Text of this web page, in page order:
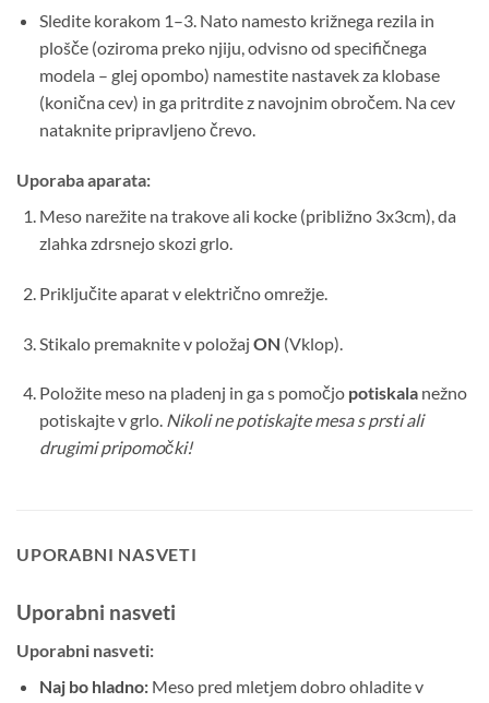
Sledite korakom 1–3. Nato namesto križnega rezila in
plošče (oziroma preko njiju, odvisno od specifičnega
modela – glej opombo) namestite nastavek za klobase
(konična cev) in ga pritrdite z navojnim obročem. Na cev
nataknite pripravljeno črevo.
Uporaba aparata:
Meso narežite na trakove ali kocke (približno 3x3cm), da
zlahka zdrsnejo skozi grlo.
Priključite aparat v električno omrežje.
Stikalo premaknite v položaj ON (Vklop).
Položite meso na pladenj in ga s pomočjo potiskalanežno
potiskajte v grlo. Nikoli ne potiskajte mesa s prsti ali
drugimi pripomočki!
UPORABNI NASVETI
Uporabni nasveti
Uporabni nasveti:
Naj bo hladno:Meso pred mletjem dobro ohladite v